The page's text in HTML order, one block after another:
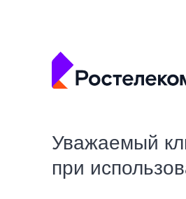
Уважаемый
при